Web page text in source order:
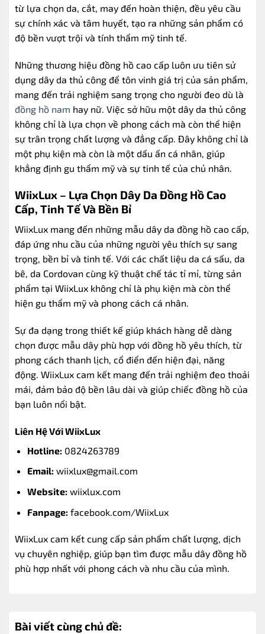
từ lựa chọn da, cắt, may đến hoàn thiện, đều yêu cầu
sự chính xác và tâm huyết, tạo ra những sản phẩm có
độ bền vượt trội và tính thẩm mỹ tinh tế.
Những thương hiệu đồng hồ cao cấp luôn ưu tiên sử
dụng dây da thủ công để tôn vinh giá trị của sản phẩm,
mang đến trải nghiệm sang trọng cho người đeo dù là
đồng hồ nam hay nữ. Việc sở hữu một dây da thủ công
không chỉ là lựa chọn về phong cách mà còn thể hiện
sự trân trọng chất lượng và đẳng cấp. Đây không chỉ là
một phụ kiện mà còn là một dấu ấn cá nhân, giúp
khẳng định gu thẩm mỹ và sự tinh tế của chủ nhân.
WiixLux – Lựa Chọn Dây Da Đồng Hồ Cao
Cấp, Tinh Tế Và Bền Bỉ
WiixLux mang đến những mẫu dây da đồng hồ cao cấp,
đáp ứng nhu cầu của những người yêu thích sự sang
trọng, bền bỉ và tinh tế. Với các chất liệu da cá sấu, da
bê, da Cordovan cùng kỹ thuật chế tác tỉ mỉ, từng sản
phẩm tại WiixLux không chỉ là phụ kiện mà còn thể
hiện gu thẩm mỹ và phong cách cá nhân.
Sự đa dạng trong thiết kế giúp khách hàng dễ dàng
chọn được mẫu dây phù hợp với đồng hồ yêu thích, từ
phong cách thanh lịch, cổ điển đến hiện đại, năng
động. WiixLux cam kết mang đến trải nghiệm đeo thoải
mái, đảm bảo độ bền lâu dài và giúp chiếc đồng hồ của
bạn luôn nổi bật.
Liên Hệ Với WiixLux
Hotline: 0824263789
Email: wiixlux@gmail.com
Website: wiixlux.com
Fanpage: facebook.com/WiixLux
WiixLux cam kết cung cấp sản phẩm chất lượng, dịch
vụ chuyên nghiệp, giúp bạn tìm được mẫu dây đồng hồ
phù hợp nhất với phong cách và nhu cầu của mình.
Bài viết cùng chủ đề: